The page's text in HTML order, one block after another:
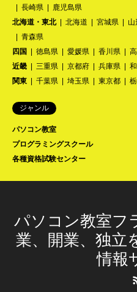
長崎県
鹿児島県
北海道・東北
北海道 宮城県 山
青森県
四国
徳島県 愛媛県 香川県
近畿
三重県 京都府 兵庫県
関東
千葉県 埼玉県 東京都
ジャンル
パソコン教室
プログラミングスクール
各種資格試験センター
パソコン教室フ
業、開業、独立
情報